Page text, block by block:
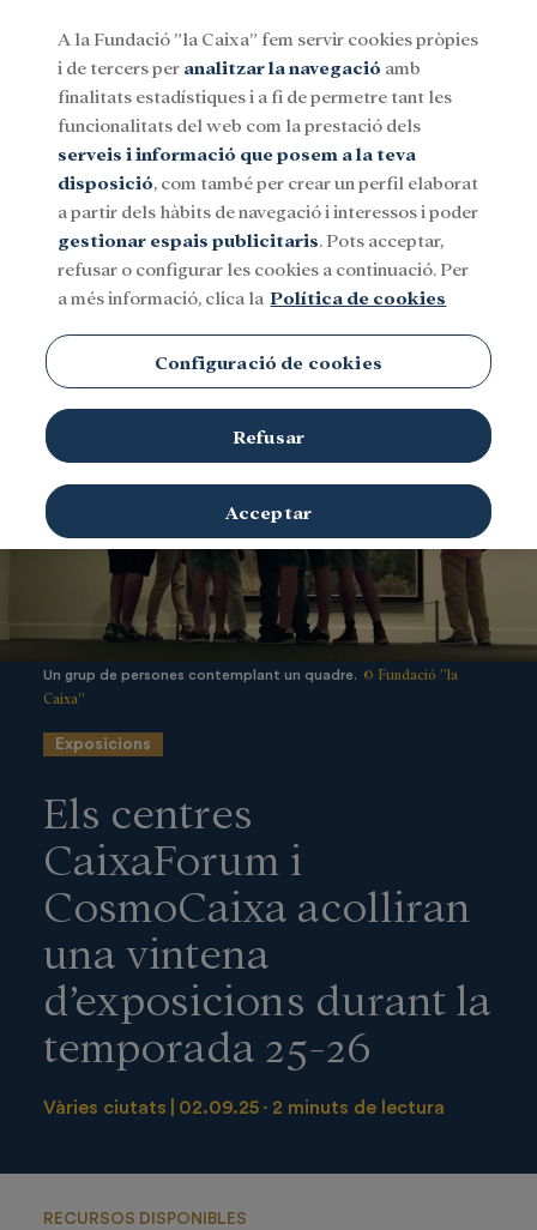
Menu
SocialInvestigació i bequesCultura
Un grup de persones contemplant un quadre. © Fundació ”la
Caixa”
Exposicions
Els centres
CaixaForum i
CosmoCaixa acolliran
una vintena
d’exposicions durant la
temporada 25-26
Vàries ciutats 02.09.25 2 minuts de lectura
RECURSOS DISPONIBLES
A la Fundació ”la Caixa” fem servir cookies pròpies
i de tercers per analitzar la navegació amb
finalitats estadístiques i a fi de permetre tant les
funcionalitats del web com la prestació dels
serveis i informació que posem a la teva
disposició, com també per crear un perfil elaborat
a partir dels hàbits de navegació i interessos i poder
gestionar espais publicitaris. Pots acceptar,
refusar o configurar les cookies a continuació. Per
a més informació, clica la Política de cookies
Configuració de cookies
Refusar
Acceptar